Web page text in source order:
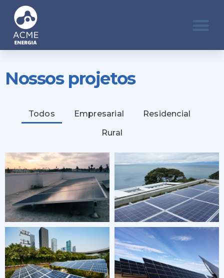
Nossos projetos
Todos Empresarial
Residencial
Rural